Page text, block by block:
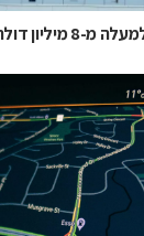
עם משרד הביטחון